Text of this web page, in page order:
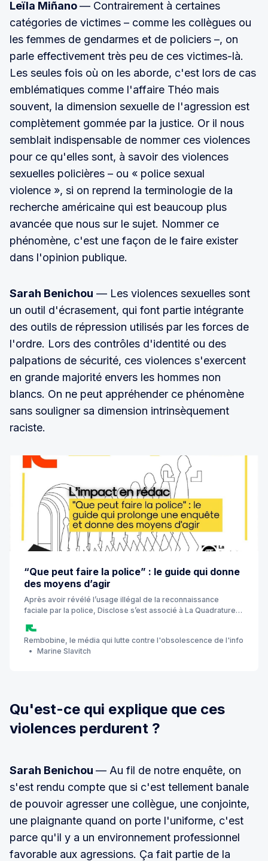
Leïla Miñano— Contrairement à certaines
catégories de victimes – comme les collègues ou
les femmes de gendarmes et de policiers –, on
parle effectivement très peu de ces victimes-là.
Les seules fois où on les aborde, c'est lors de cas
emblématiques comme l'affaire Théo mais
souvent, la dimension sexuelle de l'agression est
complètement gommée par la justice. Or il nous
semblait indispensable de nommer ces violences
pour ce qu'elles sont, à savoir des violences
sexuelles policières – ou « police sexual
violence », si on reprend la terminologie de la
recherche américaine qui est beaucoup plus
avancée que nous sur le sujet. Nommer ce
phénomène, c'est une façon de le faire exister
dans l'opinion publique.
Sarah Benichou — Les violences sexuelles sont
un outil d'écrasement, qui font partie intégrante
des outils de répression utilisés par les forces de
l'ordre. Lors des contrôles d'identité ou des
palpations de sécurité, ces violences s'exercent
en grande majorité envers les hommes non
blancs. On ne peut appréhender ce phénomène
sans souligner sa dimension intrinsèquement
raciste.
“Que peut faire la police” : le guide qui donne
des moyens d’agir
Après avoir révélé l’usage illégal de la reconnaissance
faciale par la police, Disclose s’est associé à La Quadrature
guide gratuit outille citoyen·nes, juristes et associations pour
ne plus rester démunis face aux abus.
Rembobine, le média qui lutte contre l'obsolescence de l'info
Marine Slavitch
Qu'est-ce qui explique que ces
violences perdurent ?
Sarah Benichou — Au fil de notre enquête, on
s'est rendu compte que si c'est tellement banale
de pouvoir agresser une collègue, une conjointe,
une plaignante quand on porte l'uniforme, c'est
parce qu'il y a un environnement professionnel
favorable aux agressions. Ça fait partie de la